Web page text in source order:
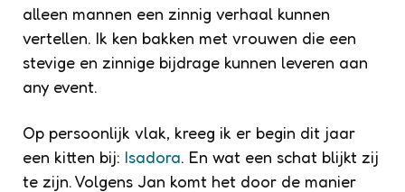
alleen mannen een zinnig verhaal kunnen
vertellen. Ik ken bakken met vrouwen die een
stevige en zinnige bijdrage kunnen leveren aan
any event.
Op persoonlijk vlak, kreeg ik er begin dit jaar
een kitten bij: Isadora. En wat een schat blijkt zij
te zijn. Volgens Jan komt het door de manier